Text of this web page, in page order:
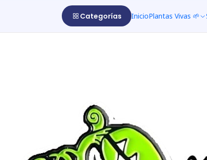
Categorías InicioPlantas Vivas 🌱